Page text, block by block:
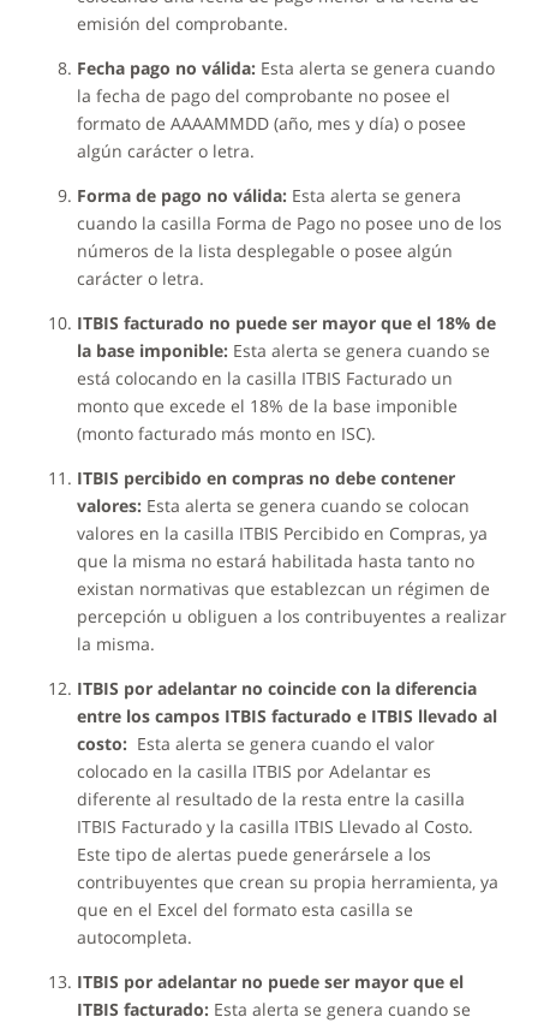
emisión del comprobante.
Fecha pago no válida: Esta alerta se genera cuando
la fecha de pago del comprobante no posee el
formato de AAAAMMDD (año, mes y día) o posee
algún carácter o letra.
Forma de pago no válida: Esta alerta se genera
cuando la casilla Forma de Pago no posee uno de los
números de la lista desplegable o posee algún
carácter o letra.
ITBIS facturado no puede ser mayor que el 18% de
la base imponible:Esta alerta se genera cuando se
está colocando en la casilla ITBIS Facturado un
monto que excede el 18% de la base imponible
(monto facturado más monto en ISC).
ITBIS percibido en compras no debe contener
valores:Esta alerta se genera cuando se colocan
valores en la casilla ITBIS Percibido en Compras, ya
que la misma no estará habilitada hasta tanto no
existan normativas que establezcan un régimen de
percepción u obliguen a los contribuyentes a realizar
la misma.
ITBIS por adelantar no coincide con la diferencia
entre los campos ITBIS facturado e ITBIS llevado al
costo:Esta alerta se genera cuando el valor
colocado en la casilla ITBIS por Adelantar es
diferente al resultado de la resta entre la casilla
ITBIS Facturado y la casilla ITBIS Llevado al Costo.
Este tipo de alertas puede generársele a los
contribuyentes que crean su propia herramienta, ya
que en el Excel del formato esta casilla se
autocompleta.
ITBIS por adelantar no puede ser mayor que el
ITBIS facturado: Esta alerta se genera cuando se